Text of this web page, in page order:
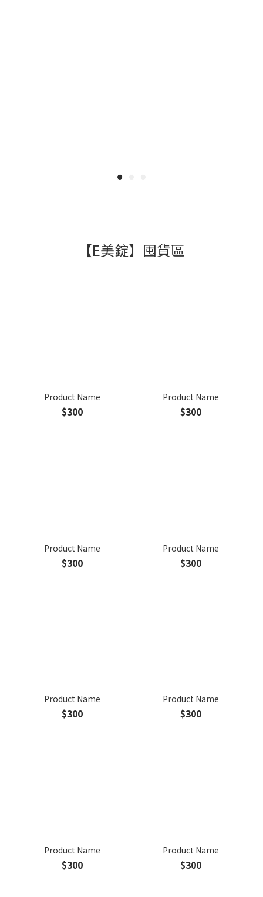
【E美錠】囤貨區
Product Name
$300
Product Name
$300
Product Name
$300
Product Name
$300
Product Name
$300
Product Name
$300
Product Name
$300
Product Name
$300